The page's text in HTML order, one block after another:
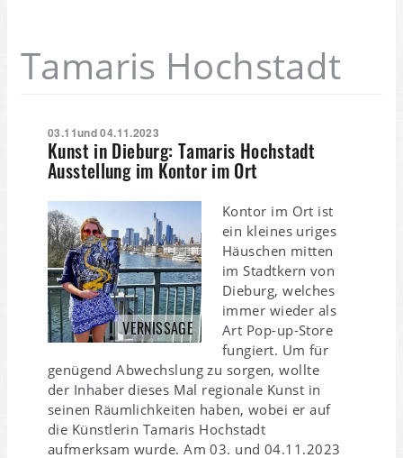
Tamaris Hochstadt
03.11und 04.11.2023
Kunst in Dieburg: Tamaris Hochstadt
Ausstellung im Kontor im Ort
VERNISSAGE
Kontor im Ort ist
ein kleines uriges
Häuschen mitten
im Stadtkern von
Dieburg, welches
immer wieder als
Art Pop-up-Store
fungiert. Um für
genügend Abwechslung zu sorgen, wollte
der Inhaber dieses Mal regionale Kunst in
seinen Räumlichkeiten haben, wobei er auf
die Künstlerin Tamaris Hochstadt
aufmerksam wurde. Am 03. und 04.11.2023